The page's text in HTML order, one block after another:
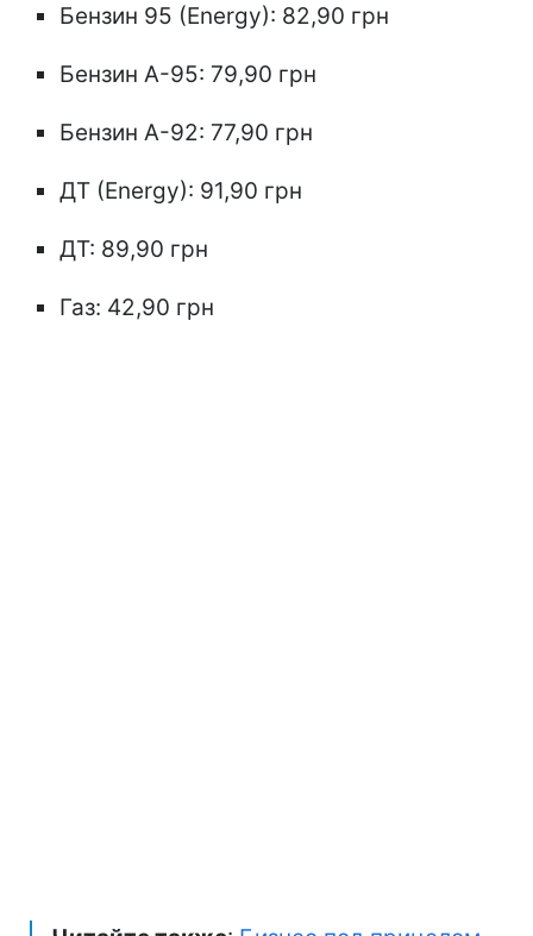
Бензин 95 (Energy): 82,90 грн
Бензин А-95: 79,90 грн
Бензин А-92: 77,90 грн
ДТ (Energy): 91,90 грн
ДТ: 89,90 грн
Газ: 42,90 грн